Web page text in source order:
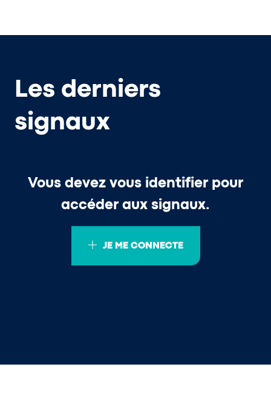
Les derniers
signaux
Vous devez vous identifier pour
accéder aux signaux.
JE ME CONNECTE